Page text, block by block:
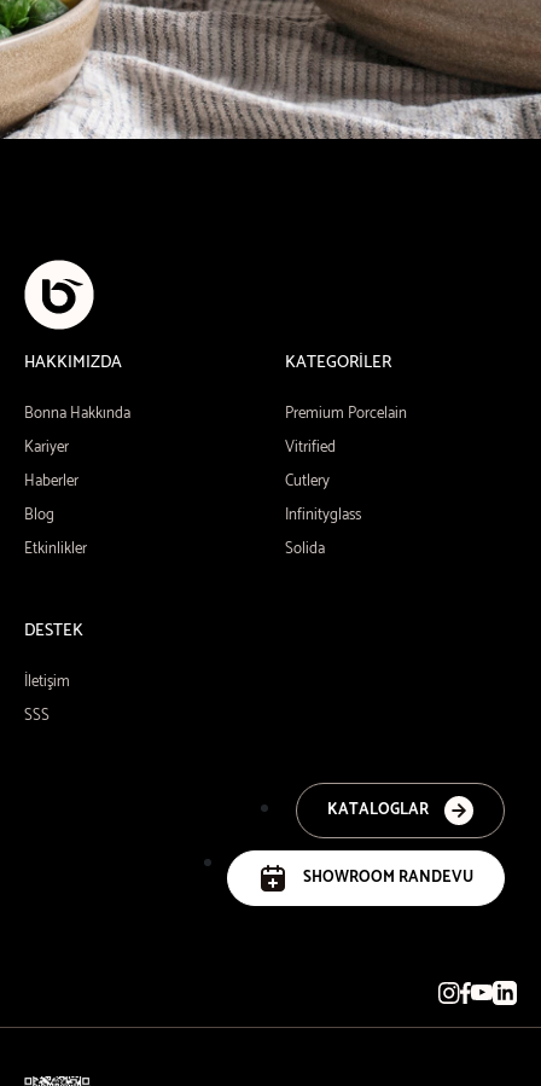
HAKKIMIZDA
Bonna Hakkında
Kariyer
Haberler
Blog
Etkinlikler
KATEGORİLER
Premium Porcelain
Vitrified
Cutlery
Infinityglass
Solida
DESTEK
İletişim
SSS
KATALOGLAR
SHOWROOM RANDEVU